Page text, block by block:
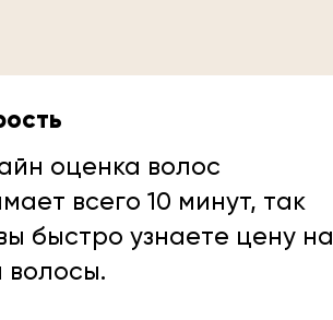
оценка волос
всего 10 минут, так
быстро узнаете цену на
волосы.